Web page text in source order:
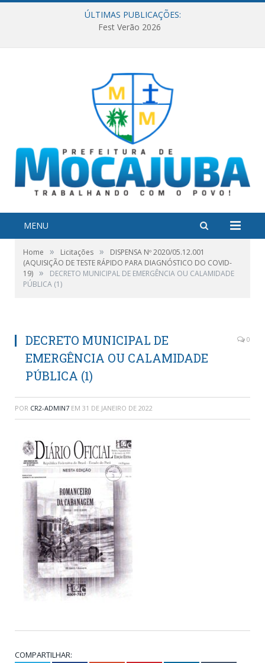
ÚLTIMAS PUBLICAÇÕES:
Fest Verão 2026
MENU
Home » Licitações »
DISPENSA Nº 2020/05.12.001
(AQUISIÇÃO DE TESTE RÁPIDO PARA DIAGNÓSTICO DO COVID-
19) »
DECRETO MUNICIPAL DE EMERGÊNCIA OU CALAMIDADE
PÚBLICA (1)
DECRETO MUNICIPAL DE
EMERGÊNCIA OU CALAMIDADE
PÚBLICA (1)
0
POR CR2-ADMIN7 EM 31 DE JANEIRO DE 2022
COMPARTILHAR: